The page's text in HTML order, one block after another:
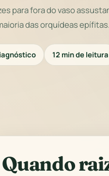
para fora do vaso
das orquídeas
12 min de leitura
Quando